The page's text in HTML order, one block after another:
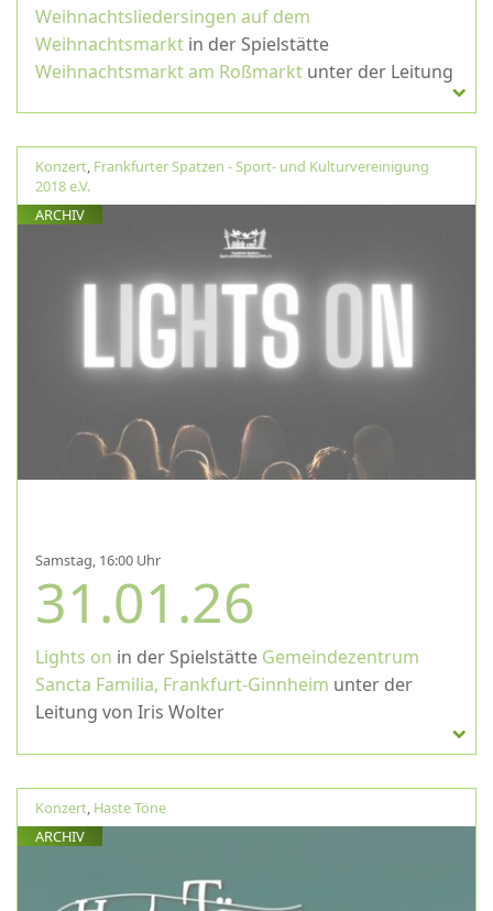
Weihnachtsliedersingen auf dem
Weihnachtsmarkt in der Spielstätte
Weihnachtsmarkt am Roßmarkt unter der Leitung
Konzert, Frankfurter Spatzen - Sport- und Kulturvereinigung
2018 e.V.
ARCHIV
Samstag, 16:00 Uhr
31.01.26
Lights on in der Spielstätte Gemeindezentrum
Sancta Familia, Frankfurt-Ginnheim unter der
Leitung von Iris Wolter
Konzert, Haste Töne
ARCHIV